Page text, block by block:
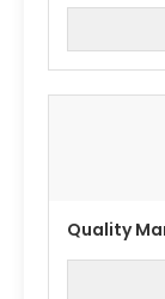
Quality